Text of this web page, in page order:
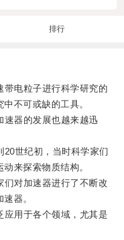
排行
电粒子进行科学研究的
不可或缺的工具。
器的发展也越来越迅
世纪初，当时科学家们
来探索物质结构。
对加速器进行了不断改
器。
用于各个领域，尤其是